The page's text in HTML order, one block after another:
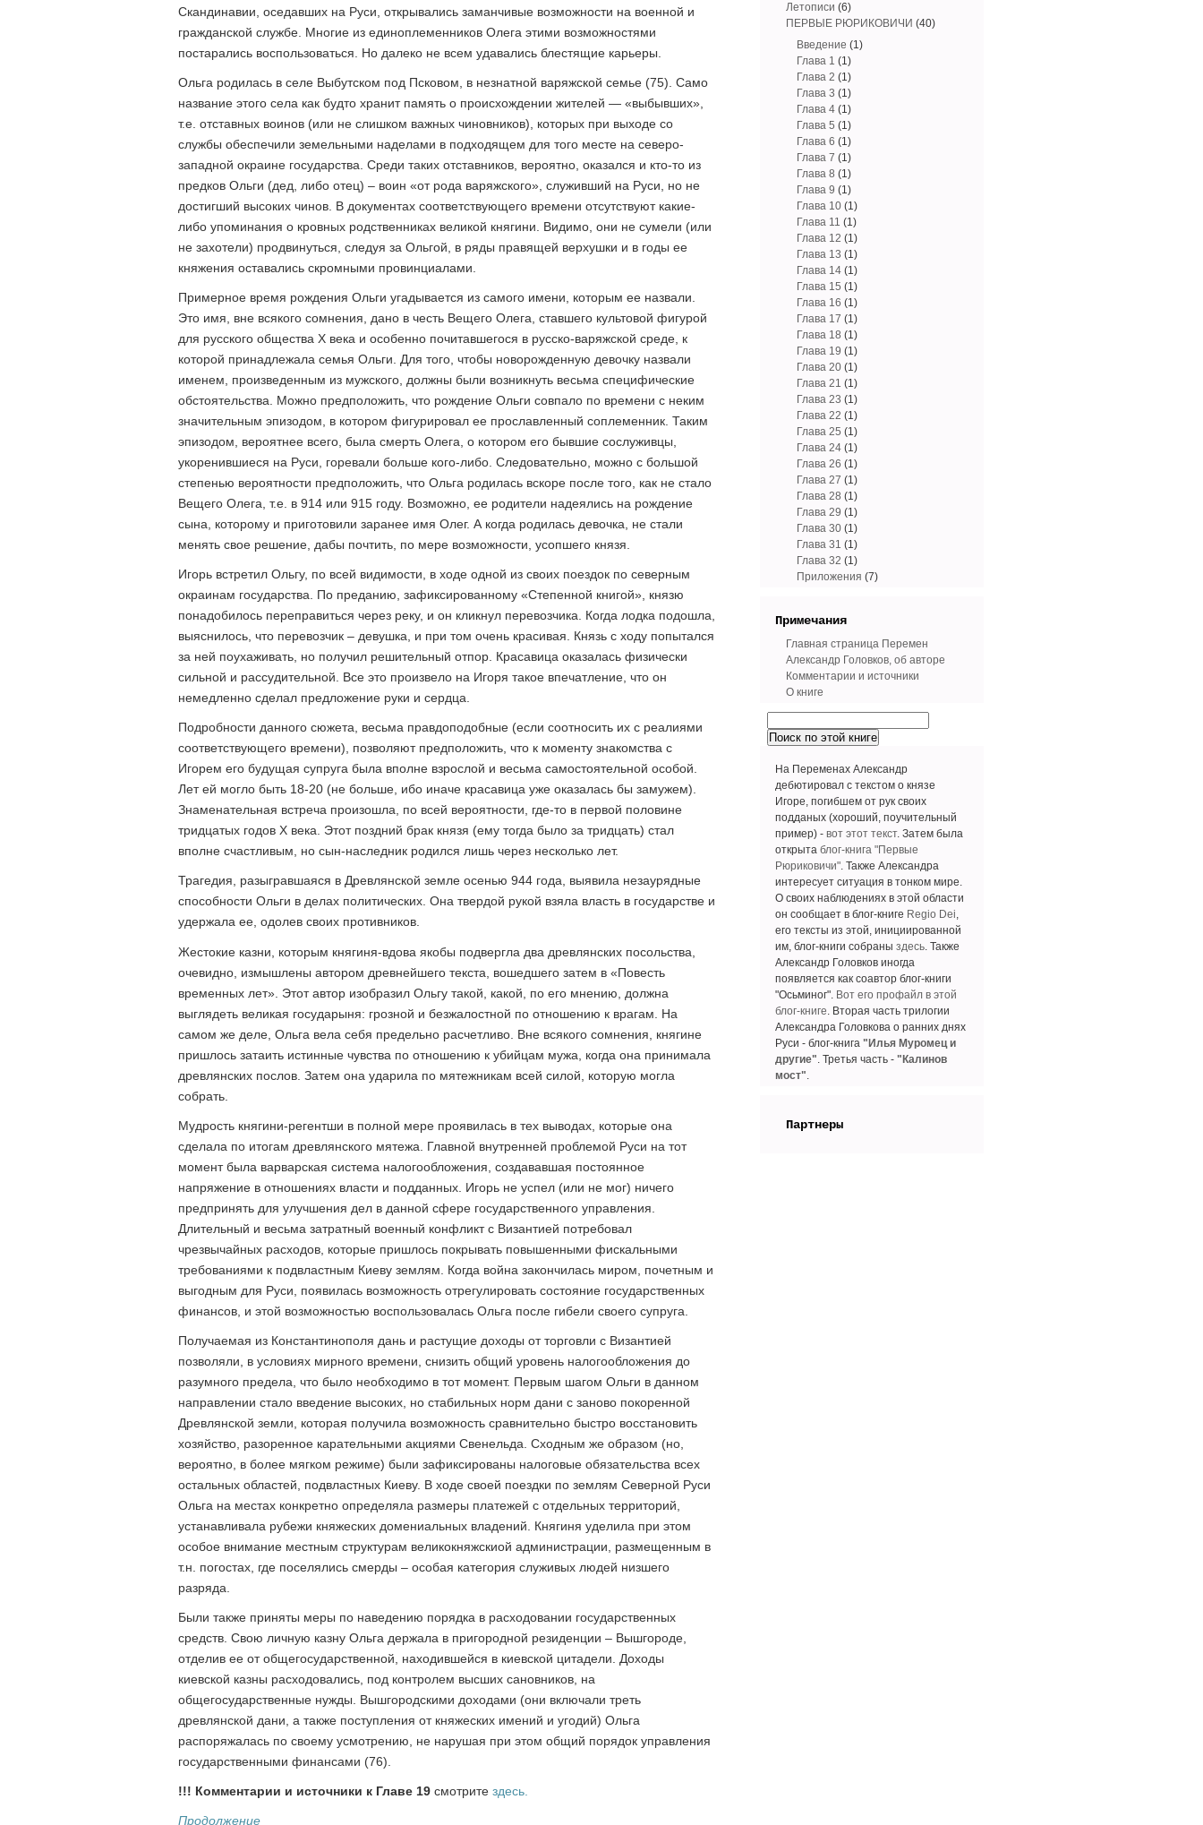
Скандинавии, оседавших на Руси, открывались заманчивые возможности на военной и
гражданской службе. Многие из единоплеменников Олега этими возможностями
постарались воспользоваться. Но далеко не всем удавались блестящие карьеры.
Ольга родилась в селе Выбутском под Псковом, в незнатной варяжской семье (75). Само
название этого села как будто хранит память о происхождении жителей — «выбывших»,
т.е. отставных воинов (или не слишком важных чиновников), которых при выходе со
службы обеспечили земельными наделами в подходящем для того месте на северо-
западной окраине государства. Среди таких отставников, вероятно, оказался и кто-то из
предков Ольги (дед, либо отец) – воин «от рода варяжского», служивший на Руси, но не
достигший высоких чинов. В документах соответствующего времени отсутствуют какие-
либо упоминания о кровных родственниках великой княгини. Видимо, они не сумели (или
не захотели) продвинуться, следуя за Ольгой, в ряды правящей верхушки и в годы ее
княжения оставались скромными провинциалами.
Примерное время рождения Ольги угадывается из самого имени, которым ее назвали.
Это имя, вне всякого сомнения, дано в честь Вещего Олега, ставшего культовой фигурой
для русского общества X века и особенно почитавшегося в русско-варяжской среде, к
которой принадлежала семья Ольги. Для того, чтобы новорожденную девочку назвали
именем, произведенным из мужского, должны были возникнуть весьма специфические
обстоятельства. Можно предположить, что рождение Ольги совпало по времени с неким
значительным эпизодом, в котором фигурировал ее прославленный соплеменник. Таким
эпизодом, вероятнее всего, была смерть Олега, о котором его бывшие сослуживцы,
укоренившиеся на Руси, горевали больше кого-либо. Следовательно, можно с большой
степенью вероятности предположить, что Ольга родилась вскоре после того, как не стало
Вещего Олега, т.е. в 914 или 915 году. Возможно, ее родители надеялись на рождение
сына, которому и приготовили заранее имя Олег. А когда родилась девочка, не стали
менять свое решение, дабы почтить, по мере возможности, усопшего князя.
Игорь встретил Ольгу, по всей видимости, в ходе одной из своих поездок по северным
окраинам государства. По преданию, зафиксированному «Степенной книгой», князю
понадобилось переправиться через реку, и он кликнул перевозчика. Когда лодка подошла,
выяснилось, что перевозчик – девушка, и при том очень красивая. Князь с ходу попытался
за ней поухаживать, но получил решительный отпор. Красавица оказалась физически
сильной и рассудительной. Все это произвело на Игоря такое впечатление, что он
немедленно сделал предложение руки и сердца.
Подробности данного сюжета, весьма правдоподобные (если соотносить их с реалиями
соответствующего времени), позволяют предположить, что к моменту знакомства с
Игорем его будущая супруга была вполне взрослой и весьма самостоятельной особой.
Лет ей могло быть 18-20 (не больше, ибо иначе красавица уже оказалась бы замужем).
Знаменательная встреча произошла, по всей вероятности, где-то в первой половине
тридцатых годов X века. Этот поздний брак князя (ему тогда было за тридцать) стал
вполне счастливым, но сын-наследник родился лишь через несколько лет.
Трагедия, разыгравшаяся в Древлянской земле осенью 944 года, выявила незаурядные
способности Ольги в делах политических. Она твердой рукой взяла власть в государстве и
удержала ее, одолев своих противников.
Жестокие казни, которым княгиня-вдова якобы подвергла два древлянских посольства,
очевидно, измышлены автором древнейшего текста, вошедшего затем в «Повесть
временных лет». Этот автор изобразил Ольгу такой, какой, по его мнению, должна
выглядеть великая государыня: грозной и безжалостной по отношению к врагам. На
самом же деле, Ольга вела себя предельно расчетливо. Вне всякого сомнения, княгине
пришлось затаить истинные чувства по отношению к убийцам мужа, когда она принимала
древлянских послов. Затем она ударила по мятежникам всей силой, которую могла
собрать.
Мудрость княгини-регентши в полной мере проявилась в тех выводах, которые она
сделала по итогам древлянского мятежа. Главной внутренней проблемой Руси на тот
момент была варварская система налогообложения, создававшая постоянное
напряжение в отношениях власти и подданных. Игорь не успел (или не мог) ничего
предпринять для улучшения дел в данной сфере государственного управления.
Длительный и весьма затратный военный конфликт с Византией потребовал
чрезвычайных расходов, которые пришлось покрывать повышенными фискальными
требованиями к подвластным Киеву землям. Когда война закончилась миром, почетным и
выгодным для Руси, появилась возможность отрегулировать состояние государственных
финансов, и этой возможностью воспользовалась Ольга после гибели своего супруга.
Получаемая из Константинополя дань и растущие доходы от торговли с Византией
позволяли, в условиях мирного времени, снизить общий уровень налогообложения до
разумного предела, что было необходимо в тот момент. Первым шагом Ольги в данном
направлении стало введение высоких, но стабильных норм дани с заново покоренной
Древлянской земли, которая получила возможность сравнительно быстро восстановить
хозяйство, разоренное карательными акциями Свенельда. Сходным же образом (но,
вероятно, в более мягком режиме) были зафиксированы налоговые обязательства всех
остальных областей, подвластных Киеву. В ходе своей поездки по землям Северной Руси
Ольга на местах конкретно определяла размеры платежей с отдельных территорий,
устанавливала рубежи княжеских домениальных владений. Княгиня уделила при этом
особое внимание местным структурам великокняжскиой администрации, размещенным в
т.н. погостах, где поселялись смерды – особая категория служивых людей низшего
разряда.
Были также приняты меры по наведению порядка в расходовании государственных
средств. Свою личную казну Ольга держала в пригородной резиденции – Вышгороде,
отделив ее от общегосударственной, находившейся в киевской цитадели. Доходы
киевской казны расходовались, под контролем высших сановников, на
общегосударственные нужды. Вышгородскими доходами (они включали треть
древлянской дани, а также поступления от княжеских имений и угодий) Ольга
распоряжалась по своему усмотрению, не нарушая при этом общий порядок управления
государственными финансами (76).
!!! Комментарии и источники к Главе 19 смотрите здесь.
Продолжение
Летописи (6)
ПЕРВЫЕ РЮРИКОВИЧИ (40)
Введение (1)
Глава 1 (1)
Глава 2 (1)
Глава 3 (1)
Глава 4 (1)
Глава 5 (1)
Глава 6 (1)
Глава 7 (1)
Глава 8 (1)
Глава 9 (1)
Глава 10 (1)
Глава 11 (1)
Глава 12 (1)
Глава 13 (1)
Глава 14 (1)
Глава 15 (1)
Глава 16 (1)
Глава 17 (1)
Глава 18 (1)
Глава 19 (1)
Глава 20 (1)
Глава 21 (1)
Глава 23 (1)
Глава 22 (1)
Глава 25 (1)
Глава 24 (1)
Глава 26 (1)
Глава 27 (1)
Глава 28 (1)
Глава 29 (1)
Глава 30 (1)
Глава 31 (1)
Глава 32 (1)
Приложения (7)
Примечания
Главная страница Перемен
Александр Головков, об авторе
Комментарии и источники
О книге
На Переменах Александр
дебютировал с текстом о князе
Игоре, погибшем от рук своих
подданых (хороший, поучительный
пример) - вот этот текст. Затем была
открыта блог-книга "Первые
Рюриковичи". Также Александра
интересует ситуация в тонком мире.
О своих наблюдениях в этой области
он сообщает в блог-книге Regio Dei,
его тексты из этой, инициированной
им, блог-книги собраны здесь. Также
Александр Головков иногда
появляется как соавтор блог-книги
"Осьминог". Вот его профайл в этой
блог-книге. Вторая часть трилогии
Александра Головкова о ранних днях
Руси - блог-книга "Илья Муромец и
другие". Третья часть - "Калинов
мост".
Партнеры